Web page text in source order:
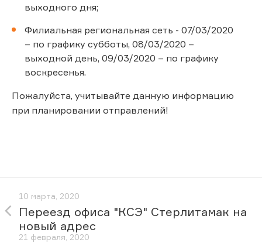
выходного дня;
Филиальная региональная сеть - 07/03/2020
– по графику субботы, 08/03/2020 –
выходной день, 09/03/2020 – по графику
воскресенья.
Пожалуйста, учитывайте данную информацию
при планировании отправлений!
10 марта, 2020
Переезд офиса "КСЭ" Стерлитамак на
новый адрес
21 февраля, 2020